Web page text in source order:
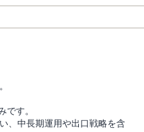
す。
、中長期運用や出口戦略を含